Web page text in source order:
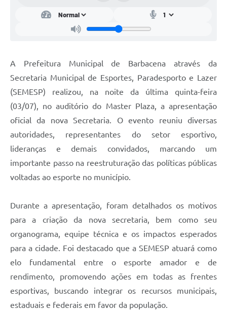
Carta de Serviços
Telefones Úteis
Transparência
SIC
A Prefeitura Municipal de Barbacena através da
Secretaria Municipal de Esportes, Paradesporto e Lazer
(SEMESP) realizou, na noite da última quinta-feira
(03/07), no auditório do Master Plaza, a apresentação
oficial da nova Secretaria. O evento reuniu diversas
autoridades, representantes do setor esportivo,
lideranças e demais convidados, marcando um
importante passo na reestruturação das políticas públicas
voltadas ao esporte no município.
Durante a apresentação, foram detalhados os motivos
para a criação da nova secretaria, bem como seu
organograma, equipe técnica e os impactos esperados
para a cidade. Foi destacado que a SEMESP atuará como
elo fundamental entre o esporte amador e de
rendimento, promovendo ações em todas as frentes
esportivas, buscando integrar os recursos municipais,
estaduais e federais em favor da população.